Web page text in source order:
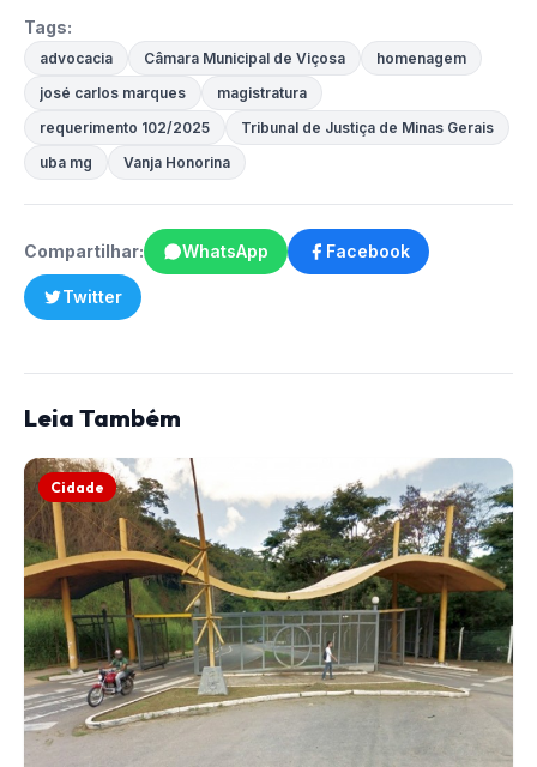
Tags:
advocacia Câmara Municipal de Viçosa
homenagem
josé carlos marques
magistratura
requerimento 102/2025
Tribunal de Justiça de Minas Gerais
uba mg
Vanja Honorina
Compartilhar: WhatsApp Facebook
Twitter
Leia Também
Cidade